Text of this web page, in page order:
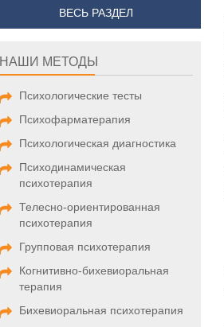
ВЕСЬ РАЗДЕЛ
НАШИ МЕТОДЫ
Психологические тесты
Психофарматерапия
Психологическая диагностика
Психодинамическая
психотерапия
Телесно-ориентированная
психотерапия
Групповая психотерапия
Когнитивно-бихевиоральная
терапия
Бихевиоральная психотерапия